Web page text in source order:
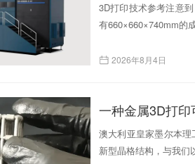
3D打印技术参考注意
有660×660×740mm的
2026年8月4日
一种金属3D打印
澳大利亚皇家墨尔本
新型晶格结构，与我